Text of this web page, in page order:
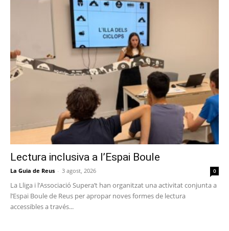
Lectura inclusiva a l’Espai Boule
La Guia de Reus - 3 agost, 2026 0
La Lliga i l’Associació Supera’t han organitzat una activitat conjunta a
l’Espai Boule de Reus per apropar noves formes de lectura
accessibles a través...